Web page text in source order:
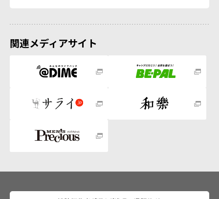
関連メディアサイト